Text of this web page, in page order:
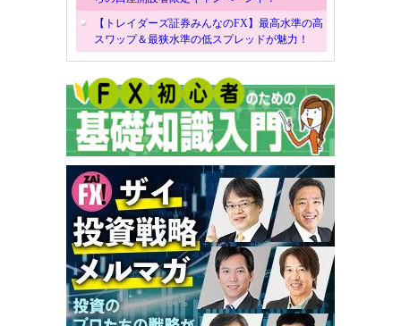
【トレイダーズ証券みんなのFX】最高水準の高
スワップ＆最狭水準の低スプレッドが魅力！